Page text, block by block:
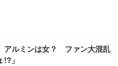
アルミンは女？ ファン大混乱
」